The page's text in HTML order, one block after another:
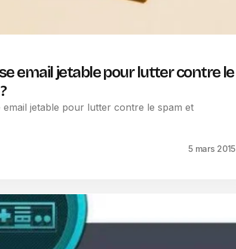
email jetable pour lutter contre le
jetable pour lutter contre le spam et
5 mars 2015